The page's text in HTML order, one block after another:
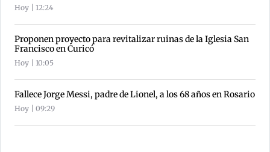
Hoy | 12:24
Proponen proyecto para revitalizar ruinas de la Iglesia San
Francisco en Curicó
Hoy | 10:05
Fallece Jorge Messi, padre de Lionel, a los 68 años en Rosario
Hoy | 09:29